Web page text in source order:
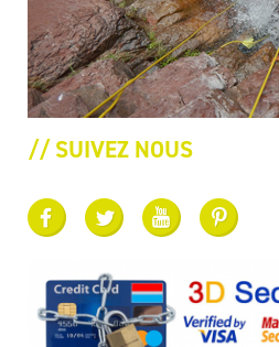
// SUIVEZ NOUS